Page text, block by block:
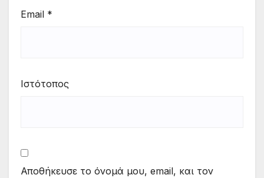
Email *
Ιστότοπος
Αποθήκευσε το όνομά μου, email, και τον